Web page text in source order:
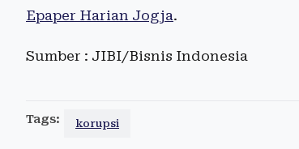
Epaper Harian Jogja.
Sumber : JIBI/Bisnis Indonesia
Tags: korupsi